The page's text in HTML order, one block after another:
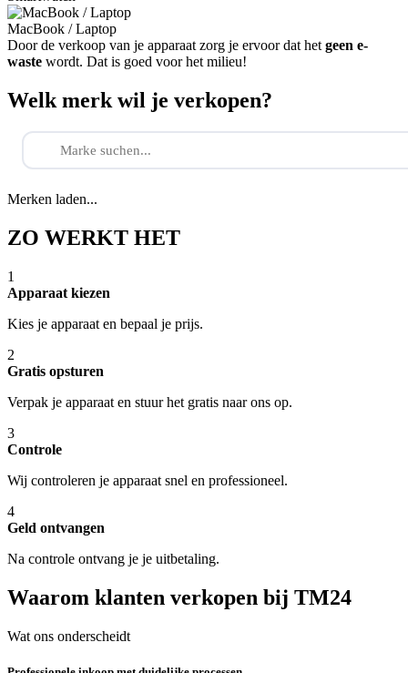
MacBook / Laptop
Door de verkoop van je apparaat zorg je ervoor dat het geen e-
waste wordt. Dat is goed voor het milieu!
Welk merk wil je verkopen?
Merken laden...
ZO WERKT HET
1
Apparaat kiezen
Kies je apparaat en bepaal je prijs.
2
Gratis opsturen
Verpak je apparaat en stuur het gratis naar ons op.
3
Controle
Wij controleren je apparaat snel en professioneel.
4
Geld ontvangen
Na controle ontvang je je uitbetaling.
Waarom klanten verkopen bij TM24
Wat ons onderscheidt